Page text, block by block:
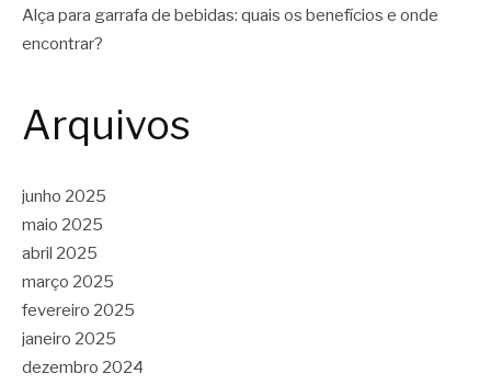
Alça para garrafa de bebidas: quais os benefícios e onde
encontrar?
Arquivos
junho 2025
maio 2025
abril 2025
março 2025
fevereiro 2025
janeiro 2025
dezembro 2024